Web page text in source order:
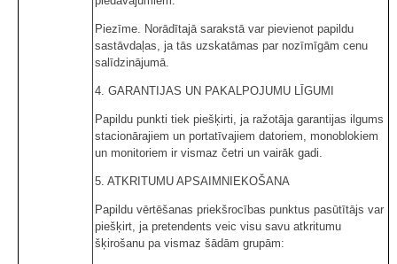
Piezīme. Norādītajā sarakstā var pievienot papildu
sastāvdaļas, ja tās uzskatāmas par nozīmīgām cenu
salīdzinājumā.
4. GARANTIJAS UN PAKALPOJUMU LĪGUMI
Papildu punkti tiek piešķirti, ja ražotāja garantijas ilgums
stacionārajiem un portatīvajiem datoriem, monoblokiem
un monitoriem ir vismaz četri un vairāk gadi.
5. ATKRITUMU APSAIMNIEKOŠANA
Papildu vērtēšanas priekšrocības punktus pasūtītājs var
piešķirt, ja pretendents veic visu savu atkritumu
šķirošanu pa vismaz šādām grupām: